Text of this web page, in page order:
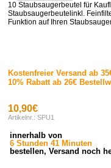
10 Staubsaugerbeutel für
Staubsaugerbeutelinkl.
Funktion auf Ihren
Kostenfreier Versand ab
10% Rabatt ab 26€
10,90€
Artikelnr.: SPU1
innerhalb von
6 Stunden 41 Minuten
bestellen, Versand noch